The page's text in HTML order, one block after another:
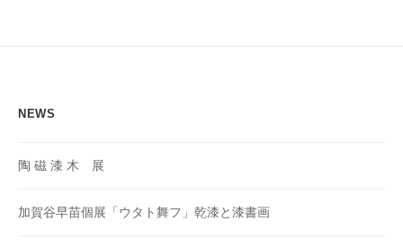
NEWS
陶 磁 漆 木 展
加賀谷早苗個展「ウタト舞フ」乾漆と漆書画